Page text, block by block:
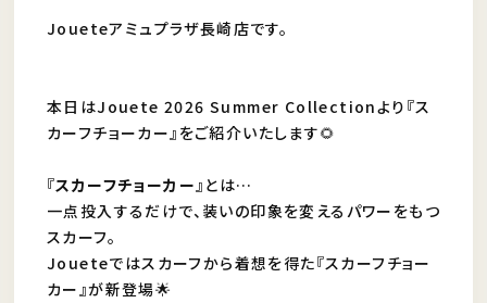
Joueteアミュプラザ長崎店です。
本日はJouete 2026 Summer Collectionより『ス
カーフチョーカー』をご紹介いたします🌻
『スカーフチョーカー』とは…
一点投入するだけで、装いの印象を変えるパワーをもつ
スカーフ。
Joueteではスカーフから着想を得た『スカーフチョー
カー』が新登場🌟